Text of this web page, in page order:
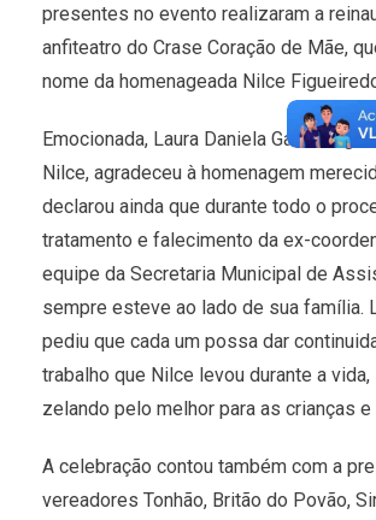
presentes no evento realizaram a
anfiteatro do Crase Coração de Mãe,
nome da homenageada Nilce
Emocionada, Laura Daniela Garcia
Nilce, agradeceu à homenagem
declarou ainda que durante todo o
tratamento e falecimento da ex-
equipe da Secretaria Municipal de
sempre esteve ao lado de sua família.
pediu que cada um possa dar
trabalho que Nilce levou durante a
zelando pelo melhor para as crianças
A celebração contou também com a
vereadores Tonhão, Britão do Povão,